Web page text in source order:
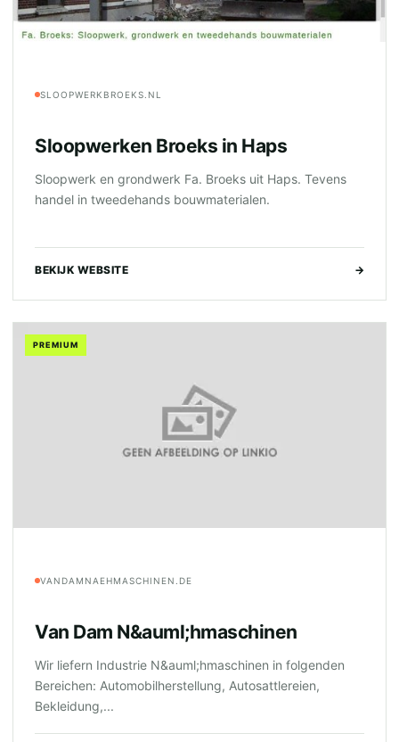
SLOOPWERKBROEKS.NL
Sloopwerken Broeks in Haps
Sloopwerk en grondwerk Fa. Broeks uit Haps. Tevens
handel in tweedehands bouwmaterialen.
BEKIJK WEBSITE →
PREMIUM
VANDAMNAEHMASCHINEN.DE
Van Dam N&auml;hmaschinen
Wir liefern Industrie N&auml;hmaschinen in folgenden
Bereichen: Automobilherstellung, Autosattlereien,
Bekleidung,...